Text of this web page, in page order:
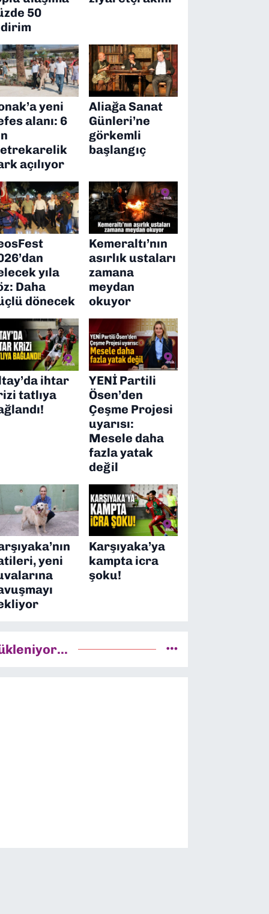
50
yeni
alanı: 6
açılıyor
Aliağa Sanat
Günleri’ne
görkemli
başlangıç
yıla
Daha
dönecek
Kemeraltı’nın
asırlık ustaları
zamana
meydan
okuyor
ihtar
tatlıya
YENİ Partili
Ösen’den
Çeşme Projesi
uyarısı:
Mesele daha
fazla yatak
değil
yeni
Karşıyaka’ya
kampta icra
şoku!